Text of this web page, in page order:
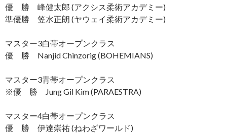
優 勝 峰健太郎 (アクシス柔術アカデミー)
準優勝 笠水正朗 (ヤウェイ柔術アカデミー)
マスター3白帯オープンクラス
優 勝 Nanjid Chinzorig (BOHEMIANS)
マスター3青帯オープンクラス
※優 勝 Jung Gil Kim (PARAESTRA)
マスター4白帯オープンクラス
優 勝 伊達崇祐 (ねわざワールド)